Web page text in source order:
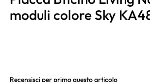
moduli colore Sky
Recensisci per primo questo articolo